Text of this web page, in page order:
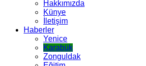
Hakkımızda
Künye
İletişim
Haberler
Yenice
Karabük
Zonguldak